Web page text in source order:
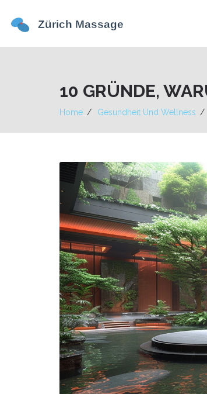
10 GRÜNDE,
Home Gesundheit Und Wellness